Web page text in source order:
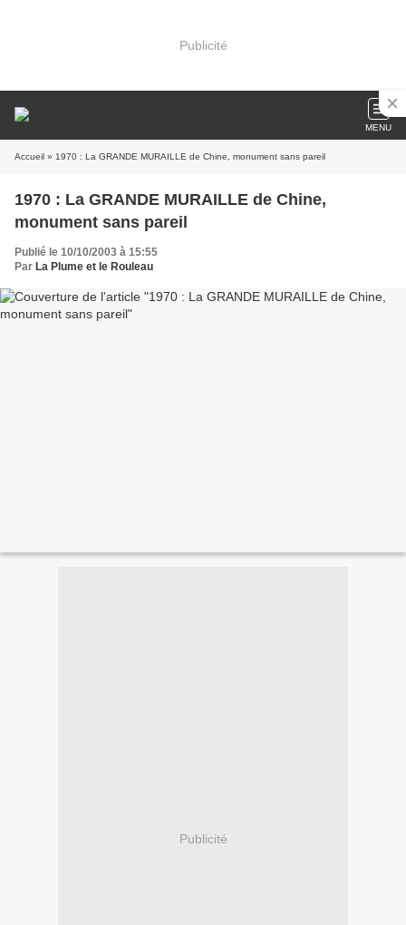
Publicité
MENU
Accueil » 1970 : La GRANDE MURAILLE de Chine, monument sans pareil
1970 : La GRANDE MURAILLE de Chine,
monument sans pareil
Publié le 10/10/2003 à 15:55
Par La Plume et le Rouleau
Publicité